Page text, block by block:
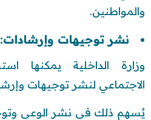
والمواطنين.
نشر توجيهات وإرشادات:
وزارة الداخلية يمكنها
الاجتماعي لنشر توجيهات
يُسهم ذلك في نشر الوعي